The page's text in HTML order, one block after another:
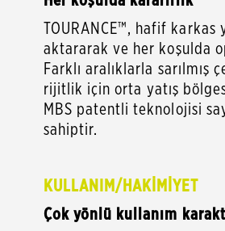
TOURANCE™, hafif
aktararak ve her koşulda
Farklı aralıklarla
rijitlik için orta yatış
MBS patentli teknolojisi
sahiptir.
KULLANIM/HAKİMİYET
Çok yönlü kullanım